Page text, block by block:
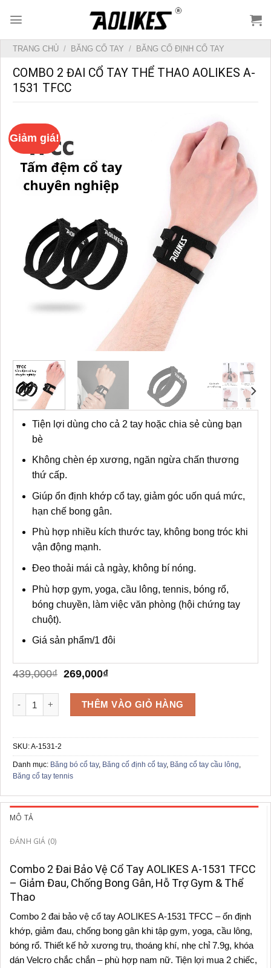
TRANG CHỦ / BĂNG CỔ TAY / BĂNG CỐ ĐỊNH CỔ TAY
COMBO 2 ĐAI CỔ TAY THỂ THAO AOLIKES A-
1531 TFCC
Giảm giá!
Tiện lợi dùng cho cả 2 tay hoặc chia sẻ cùng bạn
bè
Không chèn ép xương, ngăn ngừa chấn thương
thứ cấp.
Giúp ổn định khớp cổ tay, giảm góc uốn quá mức,
hạn chế bong gân.
Phù hợp nhiều kích thước tay, không bong tróc khi
vận động mạnh.
Đeo thoải mái cả ngày, không bí nóng.
Phù hợp gym, yoga, cầu lông, tennis, bóng rổ,
bóng chuyền, làm việc văn phòng (hội chứng tay
chuột).
Giá sản phẩm/1 đôi
439,000₫ Giá
là:
439,000₫.
269,000₫Giá
tại
là:
269,000₫.
Combo 2 Đai Cổ Tay Thể Thao AOLIKES A-1531 TFCC số
THÊM VÀO GIỎ HÀNG
SKU:A-1531-2
Danh mục: Băng bó cổ tay, Băng cố định cổ tay, Băng cổ tay cầu lông,
Băng cổ tay tennis
MÔ TẢ
ĐÁNH GIÁ (0)
Combo 2 Đai Bảo Vệ Cổ Tay AOLIKES A-1531 TFCC
– Giảm Đau, Chống Bong Gân, Hỗ Trợ Gym & Thể
Thao
Combo 2 đai bảo vệ cổ tay AOLIKES A-1531 TFCC – ổn định
khớp, giảm đau, chống bong gân khi tập gym, yoga, cầu lông,
bóng rổ. Thiết kế hở xương trụ, thoáng khí, nhẹ chỉ 7.9g, khóa
dán Velcro chắc chắn – phù hợp nam nữ. Tiện lợi mua 2 chiếc,